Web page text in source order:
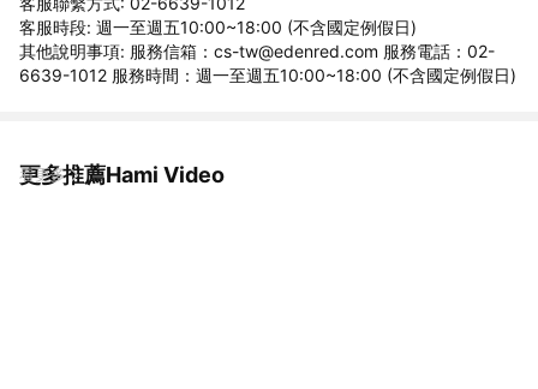
客服時段: 週一至週五10:00~18:00 (不含國定例假日)
其他說明事項: 服務信箱：cs-tw@edenred.com 服務電話：02-
6639-1012 服務時間：週一至週五10:00~18:00 (不含國定例假日)
更多推薦Hami Video
看更多